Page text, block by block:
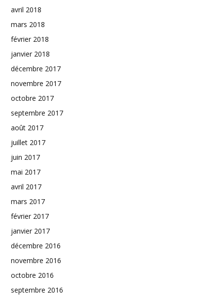
avril 2018
mars 2018
février 2018
janvier 2018
décembre 2017
novembre 2017
octobre 2017
septembre 2017
août 2017
juillet 2017
juin 2017
mai 2017
avril 2017
mars 2017
février 2017
janvier 2017
décembre 2016
novembre 2016
octobre 2016
septembre 2016